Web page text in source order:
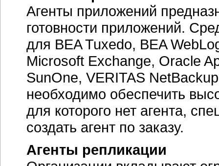
Агенты приложений
готовности приложений.
для BEA Tuxedo, BEA
Microsoft Exchange, Oracle
SunOne, VERITAS
необходимо обеспечить
для которого нет агента,
создать агент по заказу.
Агенты репликации